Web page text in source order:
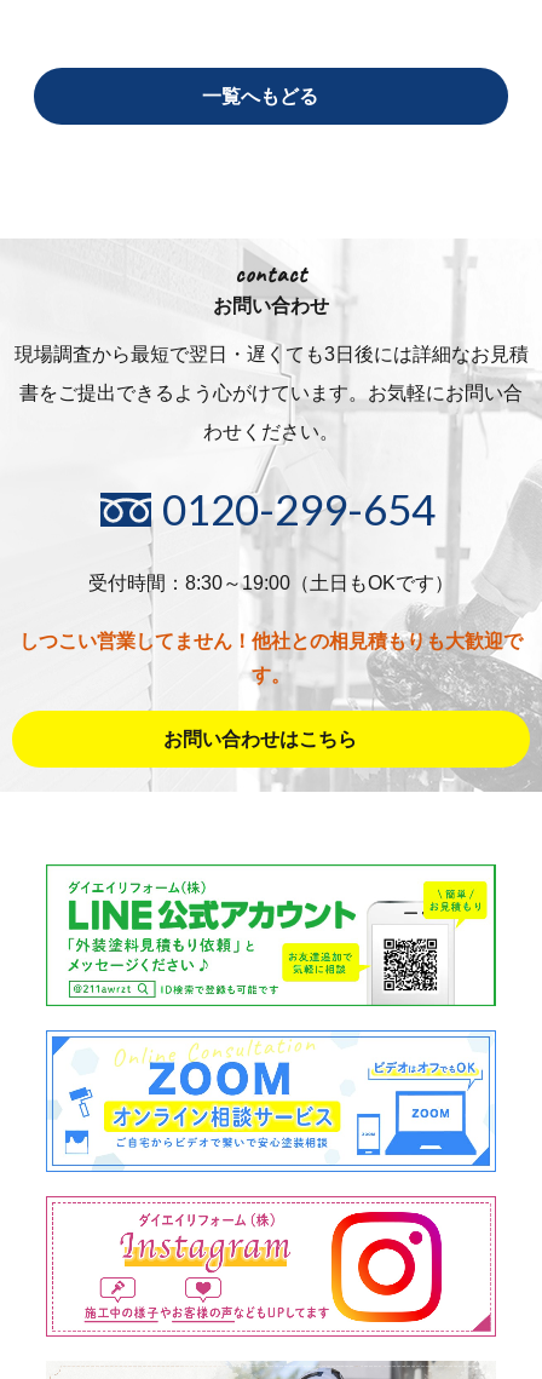
一覧へもどる
contact
お問い合わせ
現場調査から最短で翌日・遅くても3日後には詳細なお見積
書をご提出できるよう心がけています。お気軽にお問い合
わせください。
0120-299-654
受付時間：8:30～19:00（土日もOKです）
しつこい営業してません！他社との相見積もりも大歓迎で
す。
お問い合わせはこちら